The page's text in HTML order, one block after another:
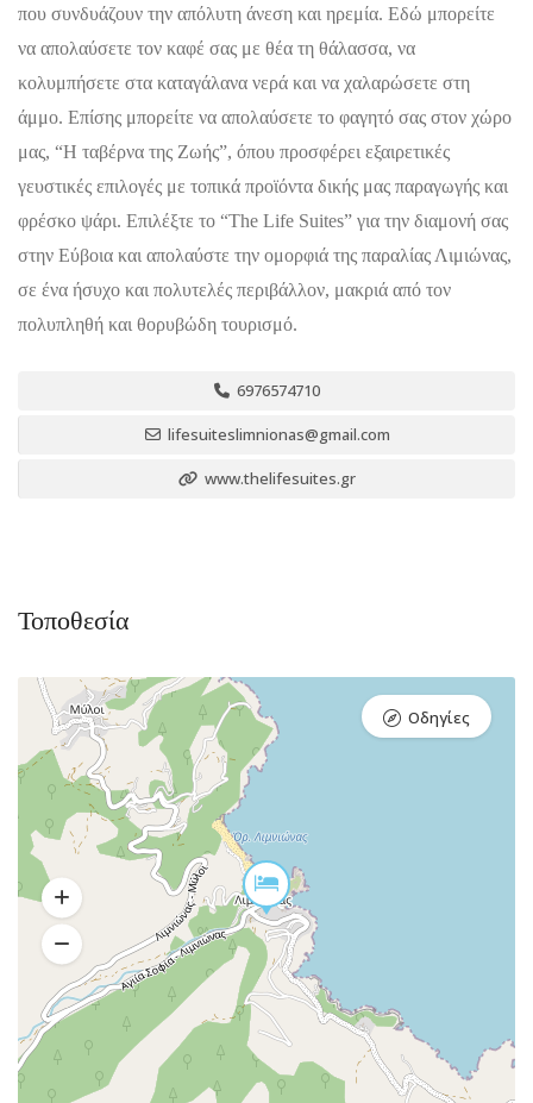
που συνδυάζουν την απόλυτη άνεση και ηρεμία. Εδώ μπορείτε
να απολαύσετε τον καφέ σας με θέα τη θάλασσα, να
κολυμπήσετε στα καταγάλανα νερά και να χαλαρώσετε στη
άμμο. Επίσης μπορείτε να απολαύσετε το φαγητό σας στον χώρο
μας, “Η ταβέρνα της Ζωής”, όπου προσφέρει εξαιρετικές
γευστικές επιλογές με τοπικά προϊόντα δικής μας παραγωγής και
φρέσκο ψάρι. Επιλέξτε το “The Life Suites” για την διαμονή σας
στην Εύβοια και απολαύστε την ομορφιά της παραλίας Λιμιώνας,
σε ένα ήσυχο και πολυτελές περιβάλλον, μακριά από τον
πολυπληθή και θορυβώδη τουρισμό.
6976574710
lifesuiteslimnionas@gmail.com
www.thelifesuites.gr
Τοποθεσία
Οδηγίες